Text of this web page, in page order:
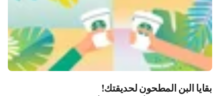
بقايا البن المطحون لحديقتك!